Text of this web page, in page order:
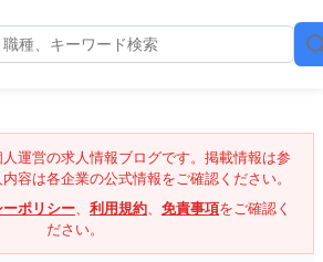
運営の求人情報ブログです。掲載情報は参
容は各企業の公式情報をご確認ください。
ポリシー、 利用規約、 免責事項をご確認く
ださい。